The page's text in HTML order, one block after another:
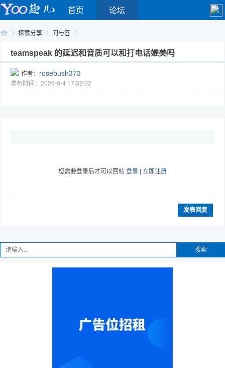
首页 论坛
探索分享
›
问与答
›
teamspeak 的延迟和音质可以和打电话媲美吗
作者： rosebush373
发布时间：2026-6-4 17:32:02
您需要登录后才可以回帖登录 | 立即注册
发表回复
搜索